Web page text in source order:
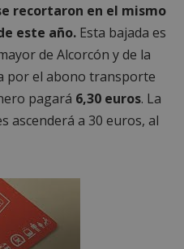
recortaron en el mismo
este año. Esta bajada es
de Alcorcón y de la
por el abono transporte
pagará 6,30 euros. La
ascenderá a 30 euros, al